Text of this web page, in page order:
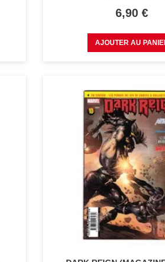
Prix
6,90 €
AJOUTER AU